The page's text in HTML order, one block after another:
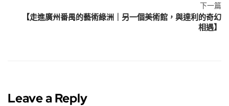
下一篇
【走進廣州番禺的藝術綠洲｜另一個美術館，與達利的奇幻
相遇】
Leave a Reply